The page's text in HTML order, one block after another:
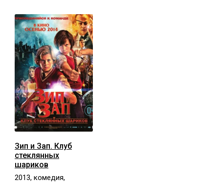
Зип и Зап. Клуб
стеклянных
шариков
2013, комедия,